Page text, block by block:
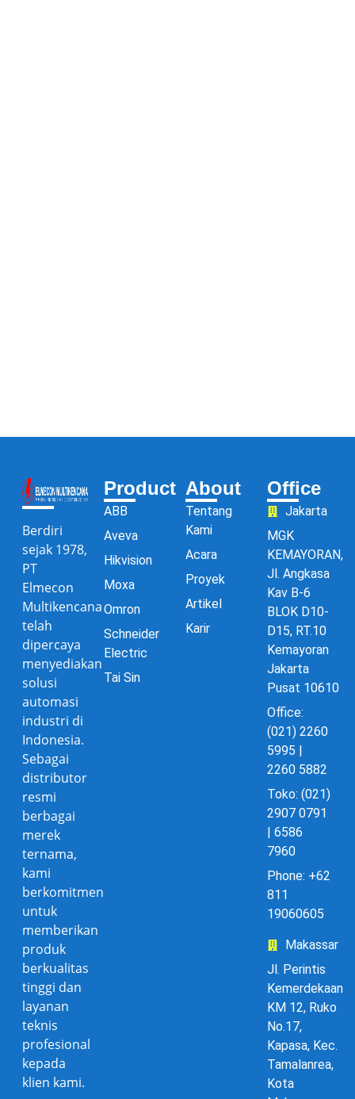
Berdiri
sejak 1978,
PT
Elmecon
Multikencana
telah
dipercaya
menyediakan
solusi
automasi
industri di
Indonesia.
Sebagai
distributor
resmi
berbagai
merek
ternama,
kami
berkomitmen
untuk
memberikan
produk
berkualitas
tinggi dan
layanan
teknis
profesional
kepada
klien kami.
Product
ABB
Aveva
Hikvision
Moxa
Omron
Schneider
Electric
Tai Sin
About
Tentang
Kami
Acara
Proyek
Artikel
Karir
Office
Jakarta
MGK
KEMAYORAN,
Jl. Angkasa
Kav B-6
BLOK D10-
D15, RT.10
Kemayoran
Jakarta
Pusat 10610
Office:
(021) 2260
5995 |
2260 5882
Toko: (021)
2907 0791
| 6586
7960
Phone: +62
811
19060605
Makassar
Jl. Perintis
Kemerdekaan
KM 12, Ruko
No.17,
Kapasa, Kec.
Tamalanrea,
Kota